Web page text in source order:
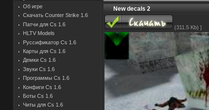
Об игре
Скачать Counter Strike 1.6
Патчи для Cs 1.6
HLTV Models
Руссификатор Cs 1.6
Карты для Cs 1.6
Демки Cs 1.6
Звуки Cs 1.6
Программы Cs 1.6
Конфиги Cs 1.6
Боты Cs 1.6
Читы для Cs 1.6
New decals 2
(311.5 Kb) ]